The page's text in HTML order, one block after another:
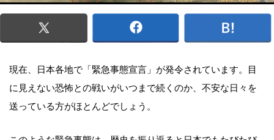
現在、日本各地で「緊急事態宣言」が発令されています。目
に見えない恐怖との戦いがいつまで続くのか、不安な日々を
送っている方がほとんどでしょう。